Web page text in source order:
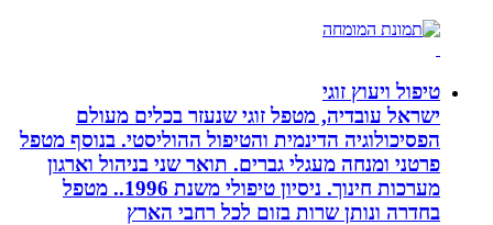
טיפול ויעוץ זוגי
ישראל עובדיה, מטפל זוגי שנעזר בכלים מעולם
הפסיכולוגיה הדינמית והטיפול ההוליסטי. בנוסף מטפל
פרטני ומנחה מעגלי גברים. תואר שני בניהול וארגון
מערכות חינוך. ניסיון טיפולי משנת 1996.. מטפל
בחדרה ונותן שרות בזום לכל רחבי הארץ